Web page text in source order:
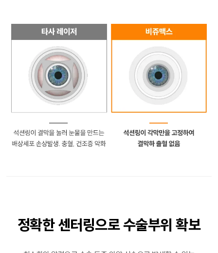
정확한 센터링으로수술부위 확보